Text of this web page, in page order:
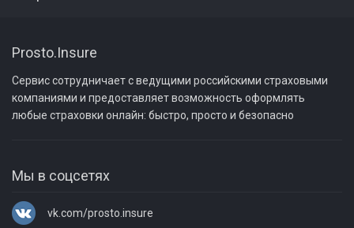
Осаго
Страхование юрлиц
Статьи
Вакансии
Прессе
Инвесторам
Реквизиты
Добавьте в контакты этот номер и свяжитесь с нами через WhatsApp
t.me/prostoinsure
Prosto.Insure
Сервис сотрудничает с ведущими российскими страховыми
компаниями и предоставляет возможность оформлять
любые страховки онлайн: быстро, просто и безопасно
Мы в соцсетях
vk.com/prosto.insure